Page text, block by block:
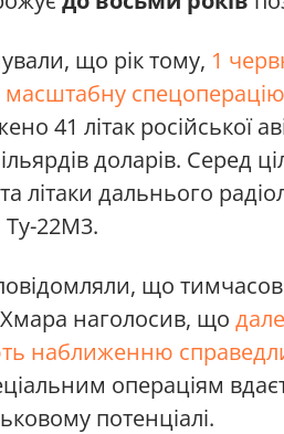
що рік тому, 1
масштабну
41 літак російської
доларів. Серед
літаки дальнього
Ту-22М3.
що
наголосив, що
наближенню
операціям
потенціалі.